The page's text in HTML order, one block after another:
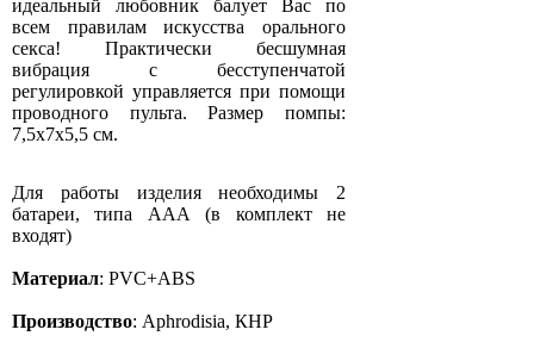
идеальный любовник балует Вас по
всем правилам искусства орального
секса! Практически бесшумная
вибрация с бесступенчатой
регулировкой управляется при помощи
проводного пульта. Размер помпы:
7,5х7х5,5 см.
Для работы изделия необходимы 2
батареи, типа ААА (в комплект не
входят)
Материал: PVC+ABS
Производство: Aphrodisia, КНР